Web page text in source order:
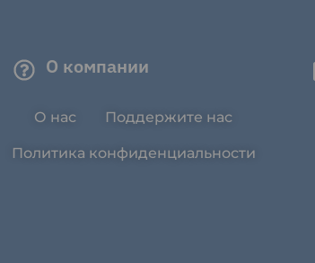
О компании
О нас Поддержите нас
Политика конфиденциальности